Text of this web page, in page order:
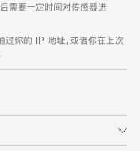
需要一定时间对传感器进
过你的 IP 地址，或者你在上次